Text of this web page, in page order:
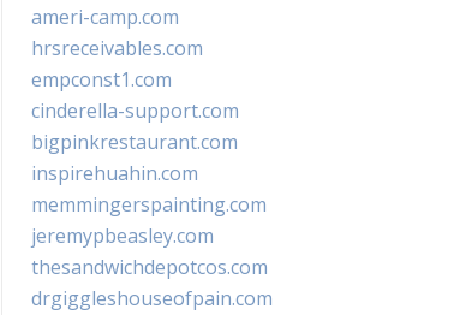
ameri-camp.com
hrsreceivables.com
empconst1.com
cinderella-support.com
bigpinkrestaurant.com
inspirehuahin.com
memmingerspainting.com
jeremypbeasley.com
thesandwichdepotcos.com
drgiggleshouseofpain.com